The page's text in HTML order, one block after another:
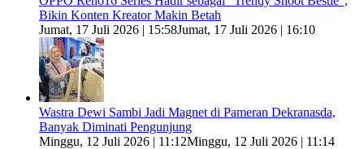
Bikin Konten Kreator Makin Betah
Jumat, 17 Juli 2026 | 15:58Jumat, 17 Juli 2026 | 16:10
Wastra Dewi Sambi Jadi Magnet di Pameran Dekranasda,
Banyak Diminati Pengunjung
Minggu, 12 Juli 2026 | 11:12Minggu, 12 Juli 2026 | 11:14